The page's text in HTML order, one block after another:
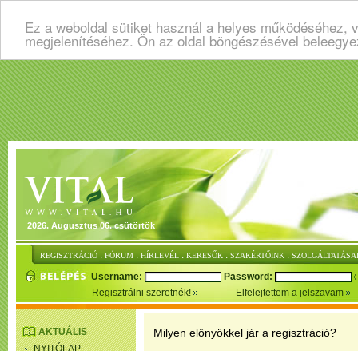
Ez a weboldal sütiket használ a helyes
megjelenítéséhez. Ön az oldal böngészésével
2026. Augusztus 06. csütörtök
REGISZTRÁCIÓ : FÓRUM : HÍRLEVÉL : KERESŐK : SZAKÉRTŐINK :
Username:
Password:
Regisztrálni szeretnék!
Elfelejtettem a jelszavam
AKTUÁLIS
NYITÓLAP
Milyen előnyökkel jár a regisztráció?